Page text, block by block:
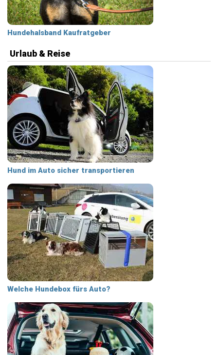
Hundehalsband Kaufratgeber
Urlaub & Reise
Hund im Auto sicher transportieren
Welche Hundebox fürs Auto?